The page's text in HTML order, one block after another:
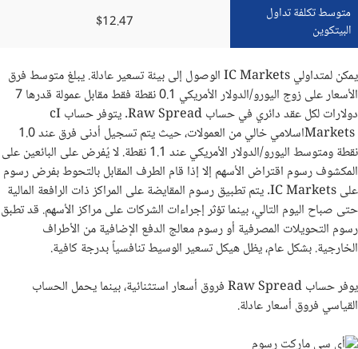
متوسط تكلفة تداول
البيتكوين
$12.47
يمكن لمتداوليIC Marketsالوصول إلى بيئة تسعير عادلة. يبلغ متوسط فرق
الأسعار على ​​زوج اليورو/الدولار الأمريكي 0.1 نقطة فقط مقابل عمولة قدرها 7
دولارات لكل عقد دائري في حسابRaw Spread. يتوفر حسابI
c
Markets
اسلامي خالي من العمولات، حيث يتم تسجيل أدنى فرق عند 1.0
نقطة ومتوسط ​​اليورو/الدولار الأمريكي عند 1.1 نقطة. لا يُفرض على البائعين على
المكشوف رسوم اقتراض الأسهم إلا إذا قام الطرف المقابل بالتحوط بفرض رسوم
علىMarkets
IC. يتم تطبيق رسوم المقايضة على المراكز ذات الرافعة المالية
حتى صباح اليوم التالي، بينما تؤثر إجراءات الشركات على مراكز الأسهم. قد تطبق
رسوم التحويلات المصرفية أو رسوم معالج الدفع الإضافية من الأطراف
الخارجية. بشكل عام، يظل هيكل تسعير الوسيط تنافسياً بدرجة كافية.
يوفر حسابRaw Spreadفروق أسعار استثنائية، بينما يحمل الحساب
القياسي فروق أسعار عادلة.